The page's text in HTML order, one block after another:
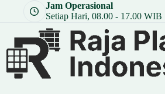
Jam Operasional
Setiap Hari, 08.00 - 17.00 WIB